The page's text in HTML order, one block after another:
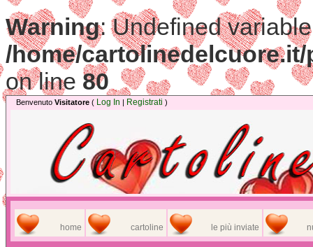
Warning: Undefined
/home/
on line 80
Benvenuto Visitatore ( Log In | Registrati )
home cartoline le più inviate